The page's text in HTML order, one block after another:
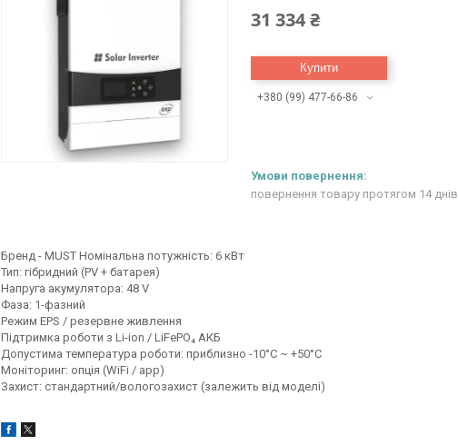
31 334 ₴
Купити
+380 (99) 477-66-86
повернення товару протягом 14 днів
Бренд - MUST Номінальна потужність: 6 кВт
Тип: гібридний (PV + батарея)
Напруга акумулятора: 48 V
Фаза: 1-фазний
Режим EPS / резервне живлення
Підтримка роботи з Li-ion / LiFePO₄ АКБ
Допустима температура роботи: приблизно -10°C ~ +50°C
Моніторинг: опція (WiFi / app)
Захист: стандартний/вологозахист (залежить від моделі)